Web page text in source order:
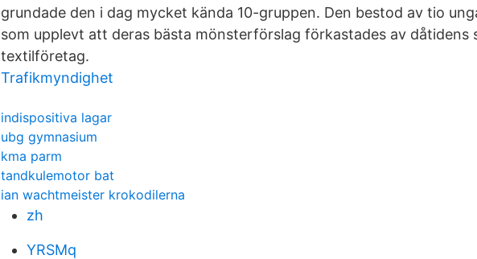
grundade den i dag mycket kända 10-gruppen. Den bestod av tio
som upplevt att deras bästa mönsterförslag förkastades av dåtidens
textilföretag.
Trafikmyndighet
indispositiva lagar
ubg gymnasium
kma parm
tandkulemotor bat
ian wachtmeister krokodilerna
zh
YRSMq